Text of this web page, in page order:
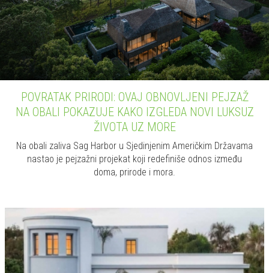
koje osvajaju tišinom.
05.08.2026 ARHITEKTURA
Između sećanja i savremenog dizajna: Kako je
stara vila u Kaljariju dobila novi život